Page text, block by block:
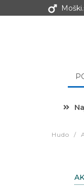
Hudo /